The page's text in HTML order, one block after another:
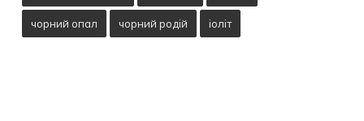
чорний опал чорний родій іоліт